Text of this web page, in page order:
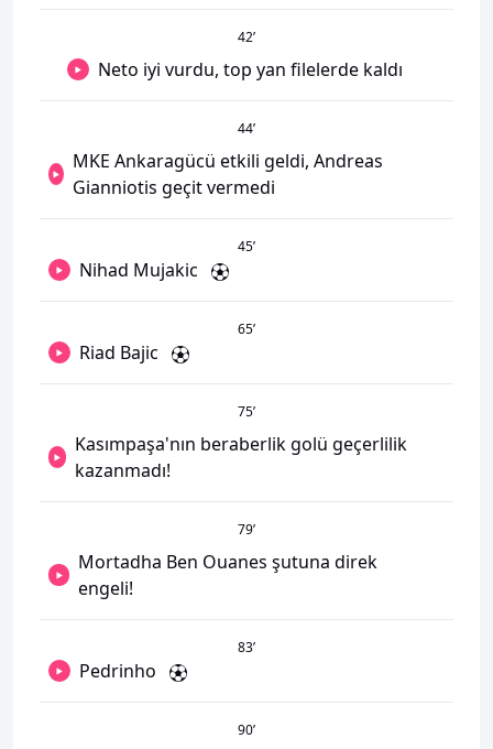
42’
Neto iyi vurdu, top yan filelerde kaldı
44’
MKE Ankaragücü etkili geldi, Andreas
Gianniotis geçit vermedi
45’
Nihad Mujakic
65’
Riad Bajic
75’
Kasımpaşa'nın beraberlik golü geçerlilik
kazanmadı!
79’
Mortadha Ben Ouanes şutuna direk
engeli!
83’
Pedrinho
90’